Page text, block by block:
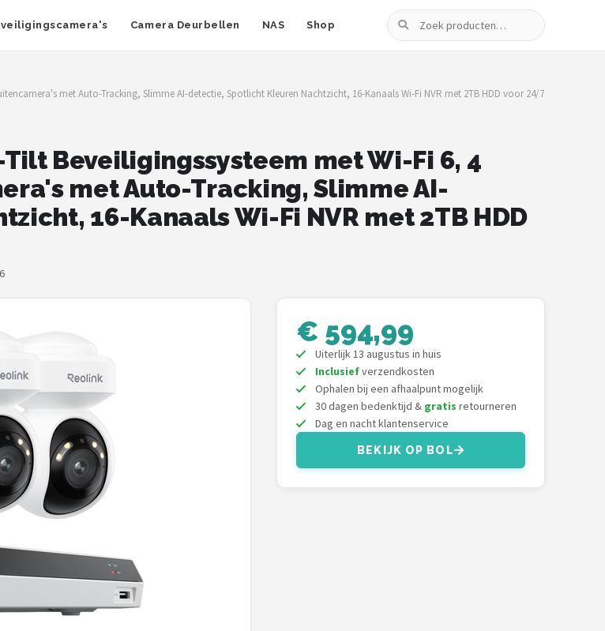
Camera Deurbellen NAS Shop
Zoeken
met Auto-Tracking, Slimme AI-detectie, Spotlicht Kleuren Nachtzicht, 16-Kanaals Wi-Fi NVR met 2TB HDD voor 24/7
Tilt Beveiligingssysteem met Wi-Fi 6, 4
met Auto-Tracking, Slimme AI-
16-Kanaals Wi-Fi NVR met 2TB HDD
€ 594,99
Uiterlijk 13 augustus in huis
Inclusiefverzendkosten
Ophalen bij een afhaalpunt mogelijk
30 dagen bedenktijd & gratis retourneren
Dag en nacht klantenservice
BEKIJK OP BOL